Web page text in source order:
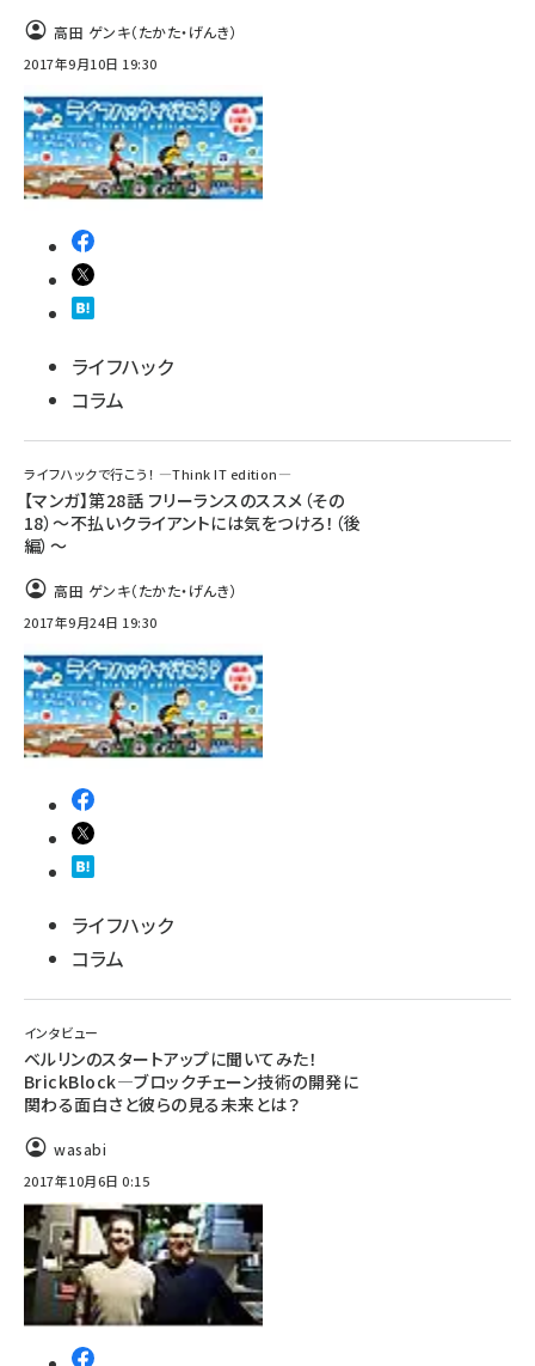
高田 ゲンキ（たかた・げんき）
2017年9月10日 19:30
ライフハック
コラム
ライフハックで行こう！ ―Think IT edition―
【マンガ】第28話 フリーランスのススメ（その
18）～不払いクライアントには気をつけろ！（後
編）～
高田 ゲンキ（たかた・げんき）
2017年9月24日 19:30
ライフハック
コラム
インタビュー
ベルリンのスタートアップに聞いてみた！
BrickBlock―ブロックチェーン技術の開発に
関わる面白さと彼らの見る未来とは？
wasabi
2017年10月6日 0:15